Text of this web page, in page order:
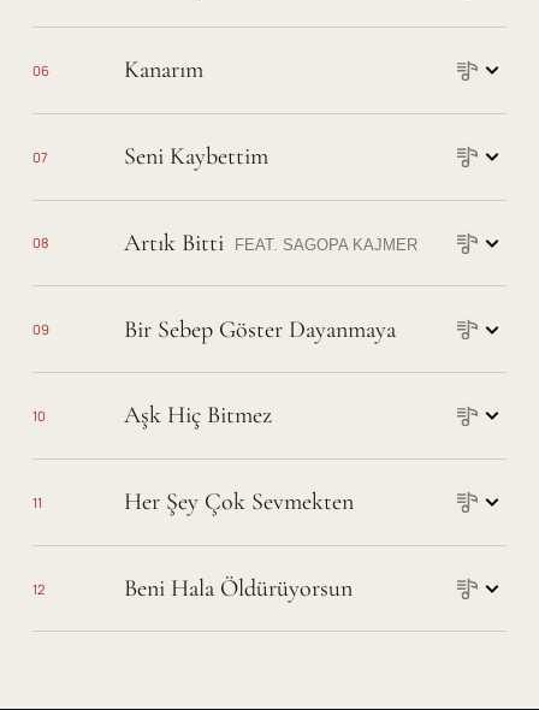
06 Kanarım
Şarkı sözleri
07 Seni Kaybettim
Şarkı sözleri
08 Artık Bitti FEAT. SAGOPA KAJMER
Şarkı sözleri
09 Bir Sebep Göster Dayanmaya
Şarkı sözleri
10 Aşk Hiç Bitmez
Şarkı sözleri
11 Her Şey Çok Sevmekten
Şarkı sözleri
12 Beni Hala Öldürüyorsun
Şarkı sözleri